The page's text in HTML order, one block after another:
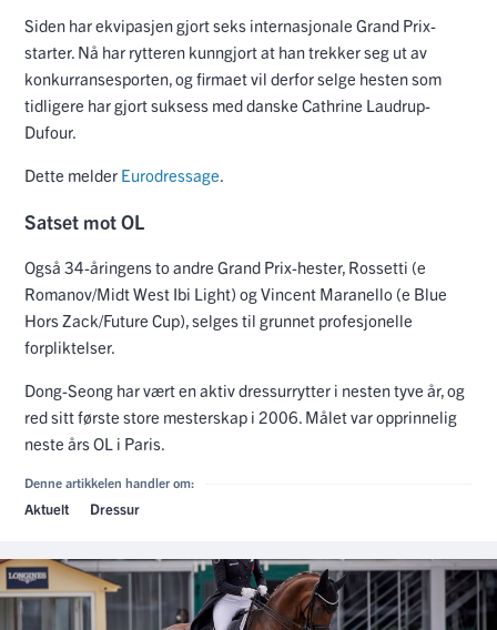
Siden har ekvipasjen gjort seks internasjonale Grand Prix-
starter. Nå har rytteren kunngjort at han trekker seg ut av
konkurransesporten, og firmaet vil derfor selge hesten som
tidligere har gjort suksess med danske Cathrine Laudrup-
Dufour.
Dette melder Eurodressage.
Satset mot OL
Også 34-åringens to andre Grand Prix-hester, Rossetti (e
Romanov/Midt West Ibi Light) og Vincent Maranello (e Blue
Hors Zack/Future Cup), selges til grunnet profesjonelle
forpliktelser.
Dong-Seong har vært en aktiv dressurrytter i nesten tyve år, og
red sitt første store mesterskap i 2006. Målet var opprinnelig
neste års OL i Paris.
Denne artikkelen handler om:
Aktuelt Dressur